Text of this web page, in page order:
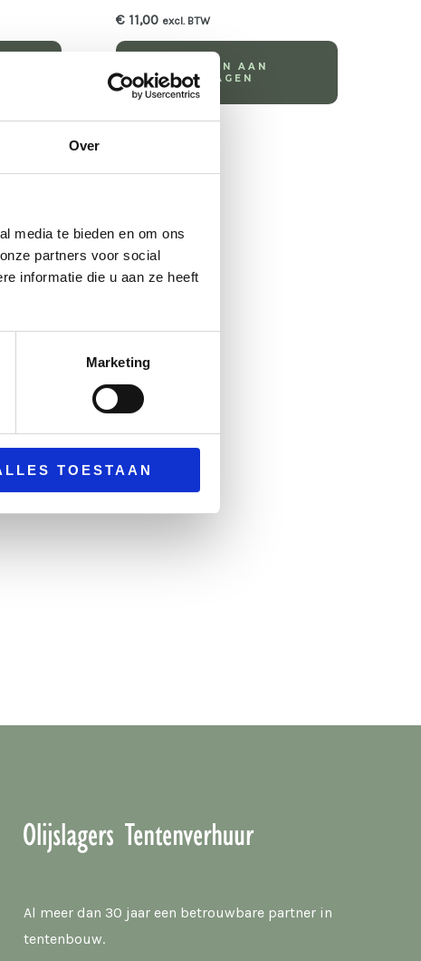
Over
media te bieden en om ons
partners voor social
informatie die u aan ze heeft
Marketing
TOESTAAN
€ 11,00 excl. BTW
TOEVOEGEN AAN
WINKELWAGEN
Al meer dan 30 jaar een betrouwbare partner in
tentenbouw.